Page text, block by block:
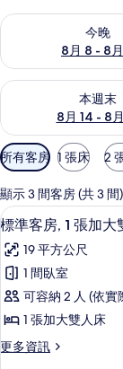
今晚
8月 8 - 8
查看今晚 (8月 8 - 8
本週末
8月 14 - 8
查看本週末 (8月 14
可
用
的
客
房
篩
選
條
所有客房 1 張床 2
顯示 3 間客房 (共 3 間)
顯
示
標
準
客
1
11
標準客房, 1 張加大
19 平方公尺
1 間臥室
可容納 2 人 (依
1 張加大雙人床
更多資訊
更